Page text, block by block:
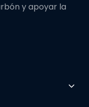
y apoyar la